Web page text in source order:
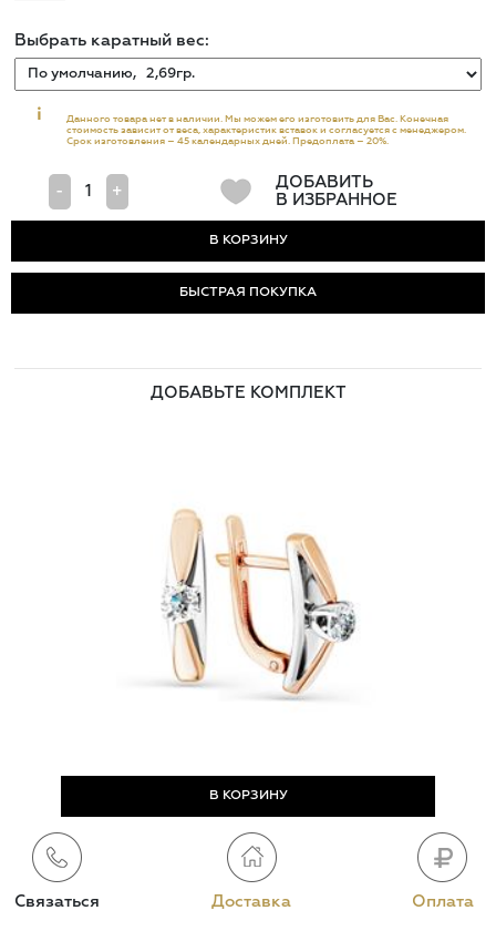
Выбрать каратный вес:
i
Данного товара нет в наличии. Мы можем его изготовить для Вас. Конечная
стоимость зависит от веса, характеристик вставок и согласуется с менеджером.
Срок изготовления – 45 календарных дней. Предоплата – 20%.
- +
ДОБАВИТЬ
В ИЗБРАННОЕ
БЫСТРАЯ ПОКУПКА
ДОБАВЬТЕ КОМПЛЕКТ
Связаться Доставка Оплата